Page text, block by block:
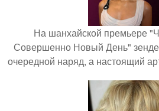
На шанхайской премьере
Совершенно Новый День"
очередной наряд, а настоящий